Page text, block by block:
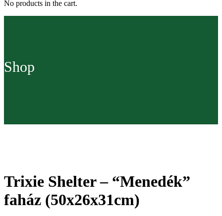
No products in the cart.
Shop
Trixie Shelter – “Menedék”
faház (50x26x31cm)